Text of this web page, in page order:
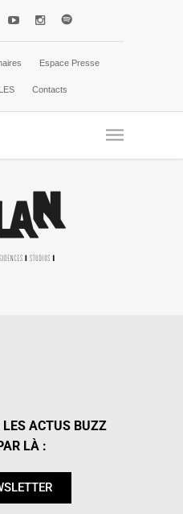
Espace Presse
Contacts
LES ACTUS BUZZ
LÀ :